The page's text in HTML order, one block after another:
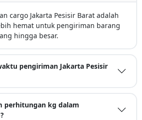
cargo Jakarta Pesisir Barat adalah
hemat untuk pengiriman barang
hingga besar.
pengiriman Jakarta Pesisir
perhitungan kg dalam